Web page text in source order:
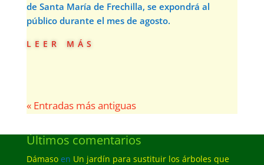
de Santa María de Frechilla, se expondrá al
público durante el mes de agosto.
leer más
« Entradas más antiguas
Últimos comentarios
Dámasoen Un jardín para sustituir los árboles que